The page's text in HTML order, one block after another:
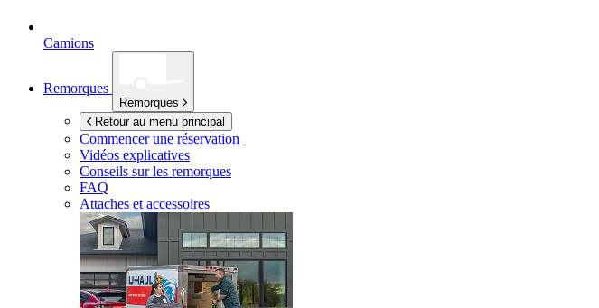
Camions
Remorques
Remorques
Retour au menu principal
Commencer une réservation
Vidéos explicatives
Conseils sur les remorques
FAQ
Attaches et accessoires